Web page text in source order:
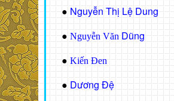
● Nguyễn Thị Lệ Dung
● Nguyễn Văn Dũng
● Kiến Đen
● Dương Đệ